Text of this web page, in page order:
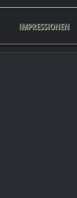
IMPRESSIONEN